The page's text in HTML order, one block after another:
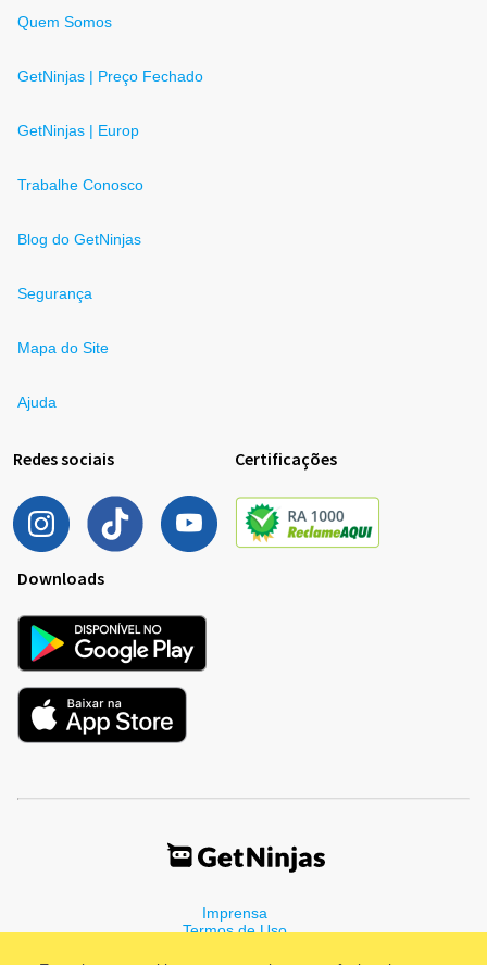
Quem Somos
GetNinjas | Preço Fechado
GetNinjas | Europ
Trabalhe Conosco
Blog do GetNinjas
Segurança
Mapa do Site
Ajuda
Redes sociais Certificações
Downloads
Imprensa
Termos de Uso